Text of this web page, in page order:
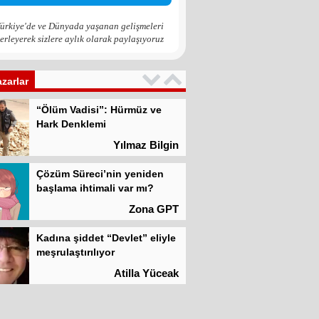
ve Dünyada yaşanan gelişmeleri
sizlere aylık olarak paylaşıyoruz
Colani’nin arkasındaki güç
Faruk eş-Şara mı?
Rojan Mamo
“Ölüm Vadisi”: Hürmüz ve
Hark Denklemi
Yılmaz Bilgin
Çözüm Süreci’nin yeniden
başlama ihtimali var mı?
Zona GPT
Kadına şiddet “Devlet” eliyle
meşrulaştırılıyor
Atilla Yüceak